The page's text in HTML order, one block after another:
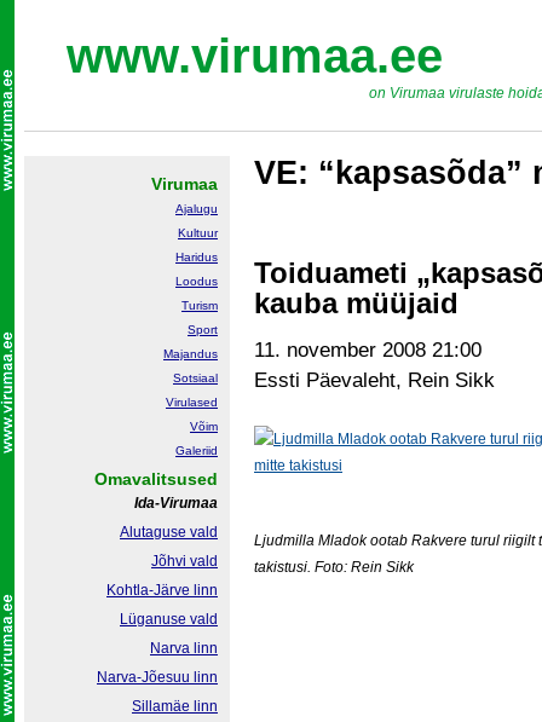
www.virumaa.ee
on Virumaa virulaste
VE: “kapsasõda”
Toiduameti
kauba müüjaid
11. november 2008 21:00
Essti Päevaleht, Rein Sikk
Ljudmilla Mladok ootab Rakvere turul riigilt
takistusi. Foto: Rein Sikk
Virumaa
Ajalugu
Kultuur
Haridus
Loodus
Turism
Sport
Majandus
Sotsiaal
Virulased
Võim
Galeriid
Omavalitsused
Ida-Virumaa
Alutaguse vald
Jõhvi vald
Kohtla-Järve linn
Lüganuse vald
Narva linn
Narva-Jõesuu linn
Sillamäe linn